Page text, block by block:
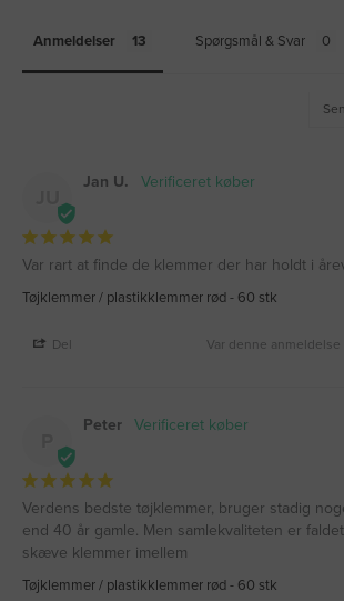
Anmeldelser Spørgsmål & Svar
Jan U.
Var rart at finde de klemmer der har holdt i
Tøjklemmer / plastikklemmer rød - 60 stk
Del Var denne
Peter
Verdens bedste tøjklemmer, bruger stadig
end 40 år gamle. Men samlekvaliteten er
skæve klemmer imellem
Tøjklemmer / plastikklemmer rød - 60 stk